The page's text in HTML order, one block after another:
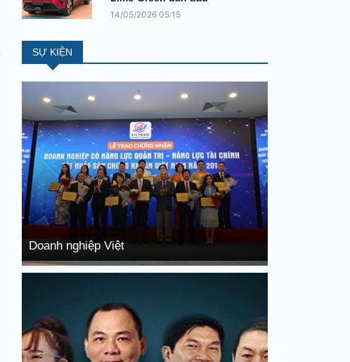
14/05/2026 05:15
SỰ KIỆN
Doanh nghiệp Việt